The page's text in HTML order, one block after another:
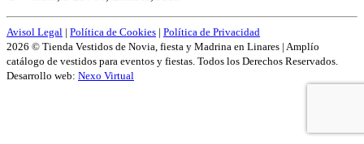
Avisol Legal | Política de Cookies | Política de Privacidad
2026 © Tienda Vestidos de Novia, fiesta y Madrina en Linares | Amplío
catálogo de vestidos para eventos y fiestas. Todos los Derechos Reservados.
Desarrollo web: Nexo Virtual